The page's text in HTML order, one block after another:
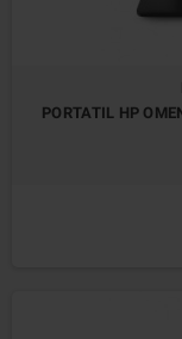
PORTATIL HP